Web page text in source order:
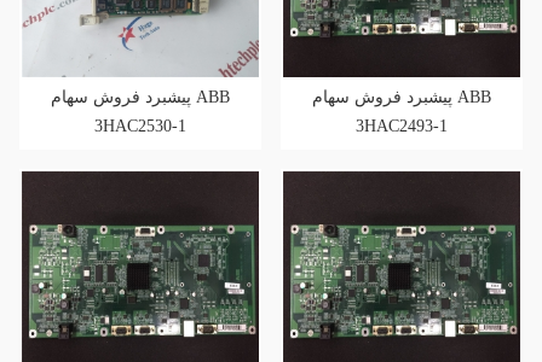
پیشبرد فروش سهام ABB
3HAC2530-1
پیشبرد فروش سهام ABB
3HAC2493-1